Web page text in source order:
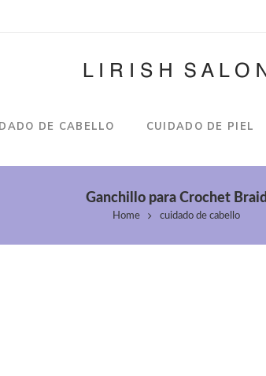
DE CABELLO CUIDADO DE PIEL
Ganchillo para Crochet Braid
Home cuidado de cabello